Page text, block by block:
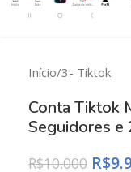
Início/3- Tiktok
Conta Tiktok
Seguidores e
R$10.000 R$